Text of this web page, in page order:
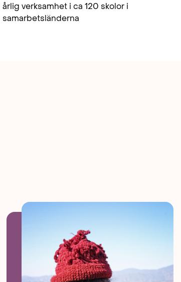
årlig verksamhet i ca 120 skolor i
samarbetsländerna